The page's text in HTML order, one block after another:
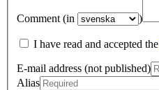
Comment (in )
I have read and accepted the
E-mail address (not published)
Alias